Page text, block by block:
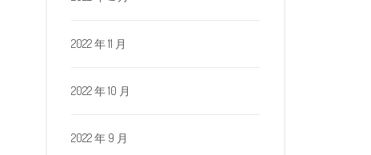
2022 年 11 月
2022 年 10 月
2022 年 9 月